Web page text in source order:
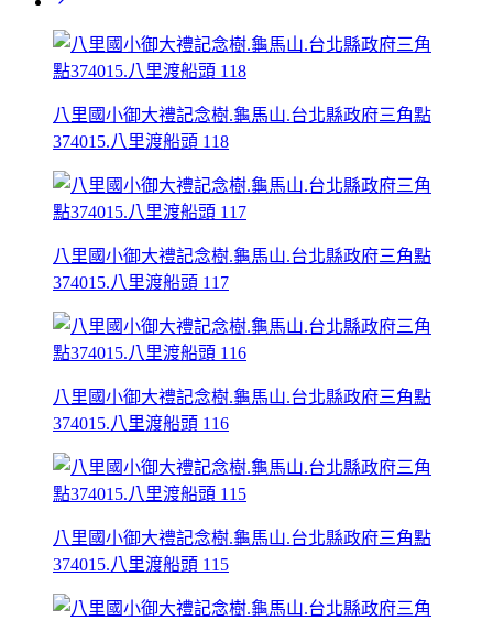
八里國小御大禮記念樹.龜馬山.台北縣政府三角點
374015.八里渡船頭 118
八里國小御大禮記念樹.龜馬山.台北縣政府三角點
374015.八里渡船頭 117
八里國小御大禮記念樹.龜馬山.台北縣政府三角點
374015.八里渡船頭 116
八里國小御大禮記念樹.龜馬山.台北縣政府三角點
374015.八里渡船頭 115